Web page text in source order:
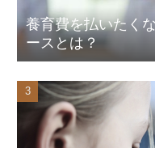
養育費を払いたく
ースとは？